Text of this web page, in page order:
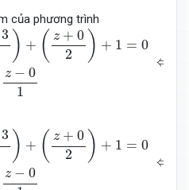
của phương trình
3 ) + ( z + 0
2
) + 1 = 0
z − 0
1
⇔
2 )+1=0x−11 =y+3
3 ) + ( z + 0
2
) + 1 = 0
z − 0
⇔
2 )+ x 11 = y+